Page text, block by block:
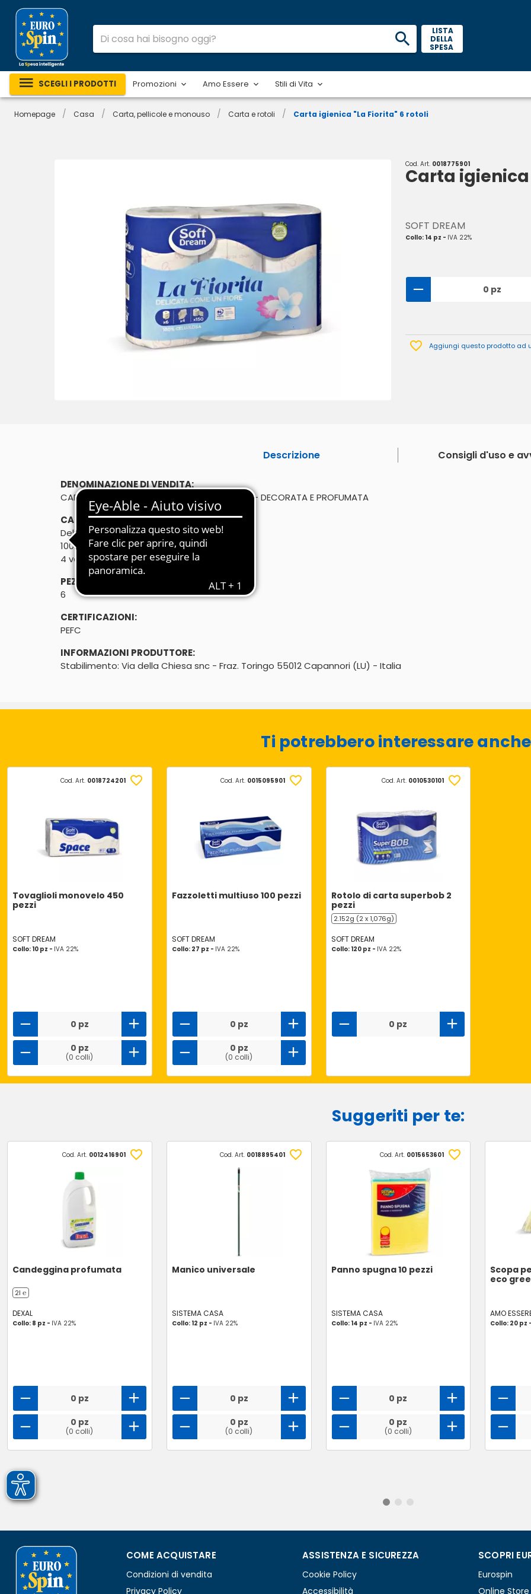
LISTA
DELLA
SPESA
SCEGLI I PRODOTTI Promozioni Amo Essere Stili di Vita
Homepage / Casa / Carta, pellicole e monouso / Carta e rotoli / Carta igienica "La Fiorita" 6 rotoli
Cod. Art. 0018775901
Carta
SOFT DREAM
Collo: 14 pz - IVA 22%
0 pz
Aggiungi questo prodotto ad
Descrizione Consigli d'uso e
DENOMINAZIONE DI VENDITA:
CARTA IGIENICA 6 ROTOLI, 4 VELI, 150 STRAPPI - DECORATA E PROFUMATA
CARATTERISTICHE:
Delicata come un fiore
100% cellulosa
4 veli - 150 strappi
PEZZI:
6
CERTIFICAZIONI:
PEFC
INFORMAZIONI PRODUTTORE:
Stabilimento: Via della Chiesa snc - Fraz. Toringo 55012 Capannori (LU) - Italia
Ti potrebbero interessare
Cod. Art. 0018724201
Tovaglioli monovelo 450
pezzi
SOFT DREAM
Collo: 10 pz - IVA 22%
0 pz
0 pz
(0 colli)
Cod. Art. 0015095901
Fazzoletti multiuso 100 pezzi
SOFT DREAM
Collo: 27 pz - IVA 22%
0 pz
0 pz
(0 colli)
Cod. Art. 0010530101
Rotolo di carta superbob 2
pezzi
2.152g (2 x 1,076g)
SOFT DREAM
Collo: 120 pz - IVA 22%
0 pz
Suggeriti per te:
Cod. Art. 0012416901
Candeggina profumata
2l ℮
DEXAL
Collo: 8 pz - IVA 22%
0 pz
0 pz
(0 colli)
Cod. Art. 0018895401
Manico universale
SISTEMA CASA
Collo: 12 pz - IVA 22%
0 pz
0 pz
(0 colli)
Cod. Art. 0015653601
Panno spugna 10 pezzi
SISTEMA CASA
Collo: 14 pz - IVA 22%
0 pz
0 pz
(0 colli)
Scopa
eco
AMO
Collo: 20 pz
COME ACQUISTARE
Condizioni di vendita
Privacy Policy
ASSISTENZA E SICUREZZA
Cookie Policy
Accessibilità
SCOPRI
Eurospin
Online Store